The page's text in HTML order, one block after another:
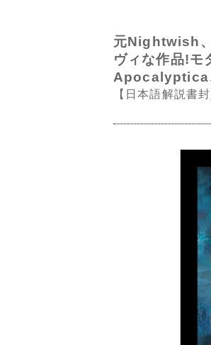
元Nightwish、
ヴィな作品!
Apocalyptica
【日本語解説書